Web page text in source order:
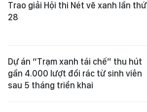
Trao giải Hội thi Nét vẽ xanh lần thứ
28
Dự án “Trạm xanh tái chế” thu hút
gần 4.000 lượt đổi rác từ sinh viên
sau 5 tháng triển khai